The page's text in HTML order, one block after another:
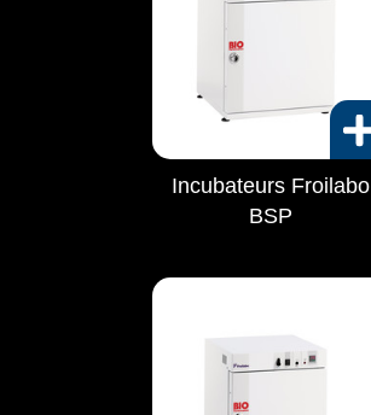
Incubateurs Froilabo
BSP